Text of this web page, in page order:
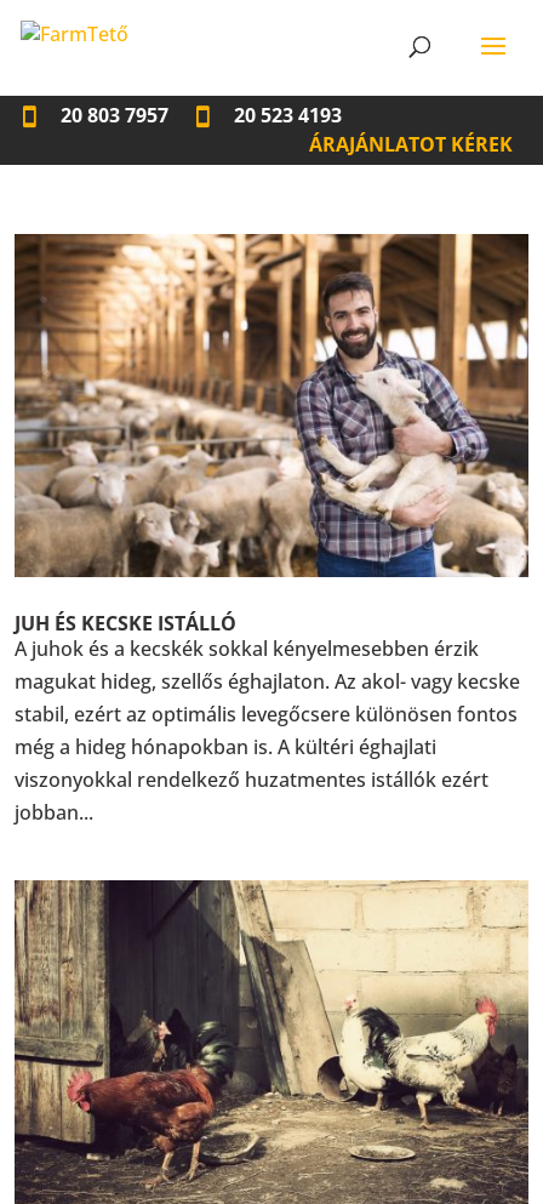
20 803 7957
20 523 4193
ÁRAJÁNLATOT KÉREK
JUH ÉS KECSKE ISTÁLLÓ
A juhok és a kecskék sokkal kényelmesebben érzik
magukat hideg, szellős éghajlaton. Az akol- vagy kecske
stabil, ezért az optimális levegőcsere különösen fontos
még a hideg hónapokban is. A kültéri éghajlati
viszonyokkal rendelkező huzatmentes istállók ezért
jobban...